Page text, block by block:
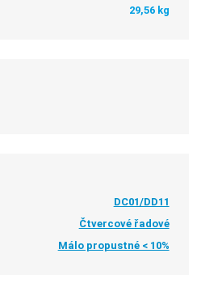
29,56 kg
DC01/DD11
Čtvercové řadové
Málo propustné < 10%